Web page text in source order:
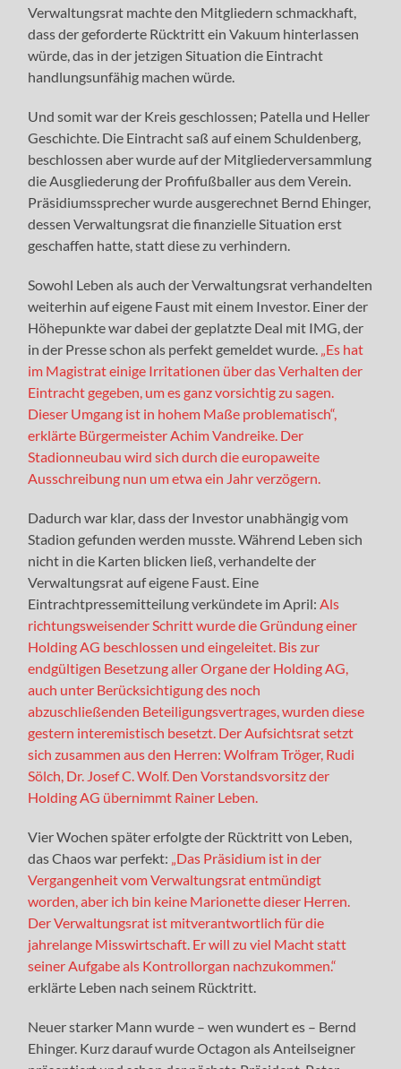
Verwaltungsrat machte den Mitgliedern schmackhaft,
dass der geforderte Rücktritt ein Vakuum hinterlassen
würde, das in der jetzigen Situation die Eintracht
handlungsunfähig machen würde.
Und somit war der Kreis geschlossen; Patella und Heller
Geschichte. Die Eintracht saß auf einem Schuldenberg,
beschlossen aber wurde auf der Mitgliederversammlung
die Ausgliederung der Profifußballer aus dem Verein.
Präsidiumssprecher wurde ausgerechnet Bernd Ehinger,
dessen Verwaltungsrat die finanzielle Situation erst
geschaffen hatte, statt diese zu verhindern.
Sowohl Leben als auch der Verwaltungsrat verhandelten
weiterhin auf eigene Faust mit einem Investor. Einer der
Höhepunkte war dabei der geplatzte Deal mit IMG, der
in der Presse schon als perfekt gemeldet wurde.
„Es hat
im Magistrat einige Irritationen über das Verhalten der
Eintracht gegeben, um es ganz vorsichtig zu sagen.
Dieser Umgang ist in hohem Maße problematisch“,
erklärte Bürgermeister Achim Vandreike. Der
Stadionneubau wird sich durch die europaweite
Ausschreibung nun um etwa ein Jahr verzögern.
Dadurch war klar, dass der Investor unabhängig vom
Stadion gefunden werden musste. Während Leben sich
nicht in die Karten blicken ließ, verhandelte der
Verwaltungsrat auf eigene Faust. Eine
Eintrachtpressemitteilung verkündete im April: Als
richtungsweisender Schritt wurde die Gründung einer
Holding AG beschlossen und eingeleitet. Bis zur
endgültigen Besetzung aller Organe der Holding AG,
auch unter Berücksichtigung des noch
abzuschließenden Beteiligungsvertrages, wurden diese
gestern interemistisch besetzt. Der Aufsichtsrat setzt
sich zusammen aus den Herren: Wolfram Tröger, Rudi
Sölch, Dr. Josef C. Wolf. Den Vorstandsvorsitz der
Holding AG übernimmt Rainer Leben.
Vier Wochen später erfolgte der Rücktritt von Leben,
das Chaos war perfekt: „Das Präsidium ist in der
Vergangenheit vom Verwaltungsrat entmündigt
worden, aber ich bin keine Marionette dieser Herren.
Der Verwaltungsrat ist mitverantwortlich für die
jahrelange Misswirtschaft. Er will zu viel Macht statt
seiner Aufgabe als Kontrollorgan nachzukommen.“
erklärte Leben nach seinem Rücktritt.
Neuer starker Mann wurde – wen wundert es – Bernd
Ehinger. Kurz darauf wurde Octagon als Anteilseigner